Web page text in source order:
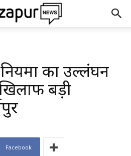
का उल्लंघन
बड़ी
Facebook